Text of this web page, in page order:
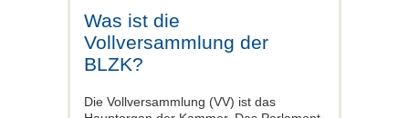
Was ist die
Vollversammlung der
BLZK?
Die Vollversammlung (VV) ist das